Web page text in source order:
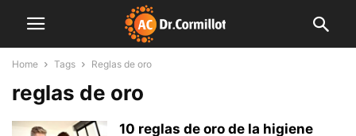
Home Tags Reglas de oro
reglas de oro
10 reglas de oro de la higiene